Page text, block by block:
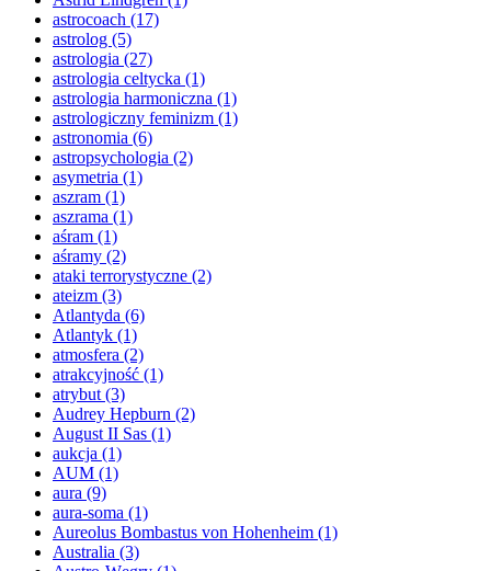
astrocoach (17)
astrolog (5)
astrologia (27)
astrologia celtycka (1)
astrologia harmoniczna (1)
astrologiczny feminizm (1)
astronomia (6)
astropsychologia (2)
asymetria (1)
aszram (1)
aszrama (1)
aśram (1)
aśramy (2)
ataki terrorystyczne (2)
ateizm (3)
Atlantyda (6)
Atlantyk (1)
atmosfera (2)
atrakcyjność (1)
atrybut (3)
Audrey Hepburn (2)
August II Sas (1)
aukcja (1)
AUM (1)
aura (9)
aura-soma (1)
Aureolus Bombastus von Hohenheim (1)
Australia (3)